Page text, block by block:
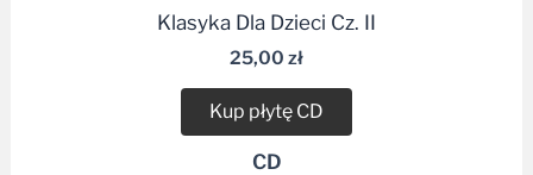
Klasyka Dla Dzieci Cz. II
25,00 zł
Kup płytę CD
CD